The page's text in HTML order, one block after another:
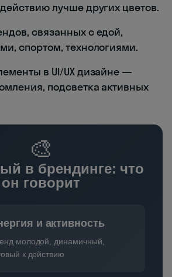
лучше других цветов.
связанных с едой,
спортом, технологиями.
в UI/UX дизайне —
подсветка активных
🎨
в брендинге: что
он говорит
и активность
молодой, динамичный,
к действию